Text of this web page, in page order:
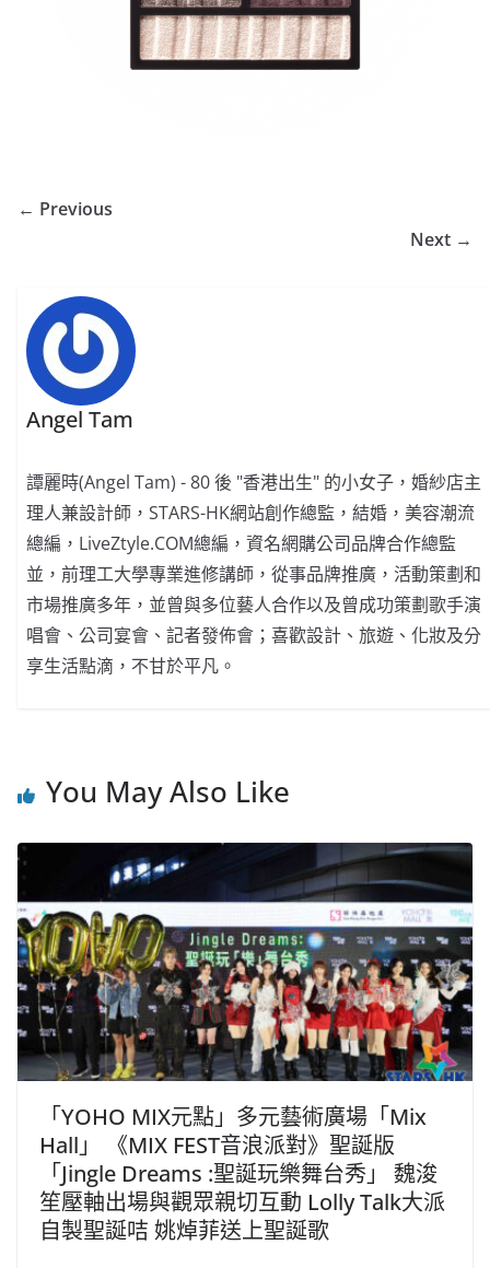
← Previous
Next →
Angel Tam
譚麗時(Angel Tam) - 80 後 "香港出生" 的小女子，婚紗店主
理人兼設計師，STARS-HK網站創作總監，結婚，美容潮流
總編，LiveZtyle.COM總編，資名網購公司品牌合作總監
並，前理工大學專業進修講師，從事品牌推廣，活動策劃和
市場推廣多年，並曾與多位藝人合作以及曾成功策劃歌手演
唱會、公司宴會、記者發佈會；喜歡設計、旅遊、化妝及分
享生活點滴，不甘於平凡。
You May Also Like
「YOHO MIX元點」多元藝術廣場「Mix
Hall」 《MIX FEST音浪派對》聖誕版
「Jingle Dreams :聖誕玩樂舞台秀」 魏浚
笙壓軸出場與觀眾親切互動 Lolly Talk大派
自製聖誕咭 姚焯菲送上聖誕歌